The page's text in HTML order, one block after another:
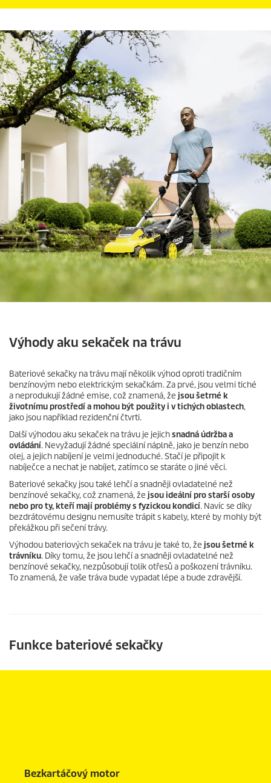
Výhody aku sekaček na trávu
Bateriové sekačky na trávu mají několik výhod oproti tradičním
benzínovým nebo elektrickým sekačkám. Za prvé, jsou velmi tiché
a neprodukují žádné emise, což znamená, že jsou šetrné k
životnímu prostředí a mohou být použity i v tichých oblastech,
jako jsou například rezidenční čtvrti.
Další výhodou aku sekaček na trávu je jejichsnadná údržba a
ovládání. Nevyžadují žádné speciální náplně, jako je benzín nebo
olej, a jejich nabíjení je velmi jednoduché. Stačí je připojit k
nabíječce a nechat je nabíjet, zatímco se staráte o jiné věci.
Bateriové sekačky jsou také lehčí a snadněji ovladatelné než
benzínové sekačky, což znamená, že jsou ideální pro starší osoby
nebo pro ty, kteří mají problémy s fyzickou kondicí. Navíc se díky
bezdrátovému designu nemusíte trápit s kabely, které by mohly být
překážkou při sečení trávy.
Výhodou bateriových sekaček na trávu je také to, že jsou šetrné k
trávníku. Díky tomu, že jsou lehčí a snadněji ovladatelné než
benzínové sekačky, nezpůsobují tolik otřesů a poškození trávníku.
To znamená, že vaše tráva bude vypadat lépe a bude zdravější.
Funkce bateriové sekačky
Bezkartáčový motor